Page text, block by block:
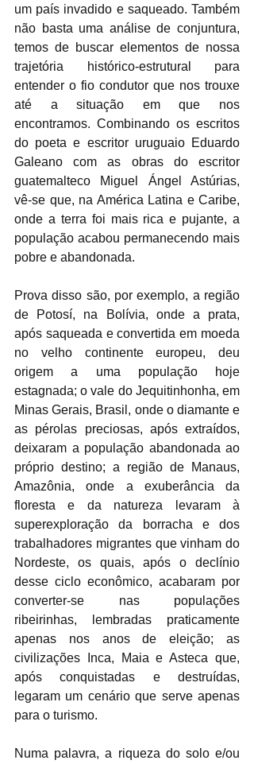
um país invadido e saqueado. Também
não basta uma análise de conjuntura,
temos de buscar elementos de nossa
trajetória histórico-estrutural para
entender o fio condutor que nos trouxe
até a situação em que nos
encontramos. Combinando os escritos
do poeta e escritor uruguaio Eduardo
Galeano com as obras do escritor
guatemalteco Miguel Ángel Astúrias,
vê-se que, na América Latina e Caribe,
onde a terra foi mais rica e pujante, a
população acabou permanecendo mais
pobre e abandonada.
Prova disso são, por exemplo, a região
de Potosí, na Bolívia, onde a prata,
após saqueada e convertida em moeda
no velho continente europeu, deu
origem a uma população hoje
estagnada; o vale do Jequitinhonha, em
Minas Gerais, Brasil, onde o diamante e
as pérolas preciosas, após extraídos,
deixaram a população abandonada ao
próprio destino; a região de Manaus,
Amazônia, onde a exuberância da
floresta e da natureza levaram à
superexploração da borracha e dos
trabalhadores migrantes que vinham do
Nordeste, os quais, após o declínio
desse ciclo econômico, acabaram por
converter-se nas populações
ribeirinhas, lembradas praticamente
apenas nos anos de eleição; as
civilizações Inca, Maia e Asteca que,
após conquistadas e destruídas,
legaram um cenário que serve apenas
para o turismo.
Numa palavra, a riqueza do solo e/ou